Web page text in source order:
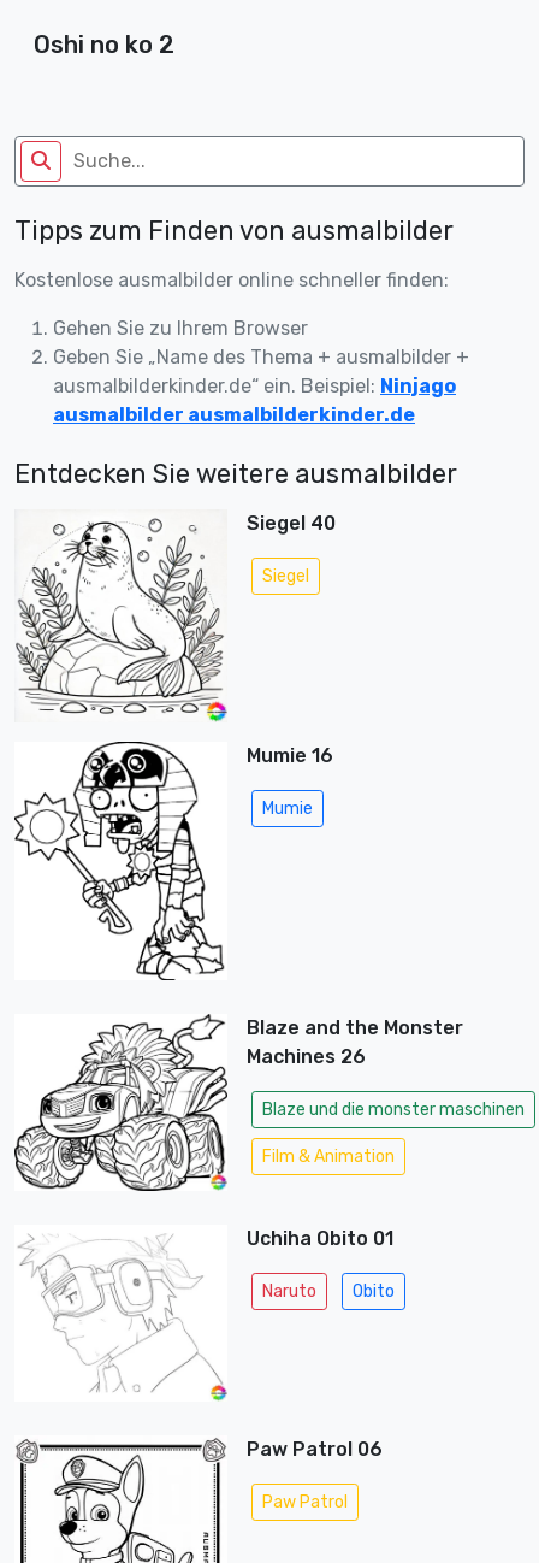
Oshi no ko 2
Tipps zum Finden von ausmalbilder
Kostenlose ausmalbilder online schneller finden:
Gehen Sie zu Ihrem Browser
Geben Sie „Name des Thema + ausmalbilder +
ausmalbilderkinder.de“ ein. Beispiel: Ninjago
ausmalbilder ausmalbilderkinder.de
Entdecken Sie weitere ausmalbilder
Siegel 40
Siegel
Mumie 16
Mumie
Blaze and the Monster
Machines 26
Blaze und die monster maschinen
Film & Animation
Uchiha Obito 01
Naruto Obito
Paw Patrol 06
Paw Patrol